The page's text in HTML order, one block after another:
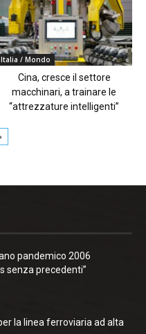
Italia / Mondo
Cina, cresce il settore
macchinari, a trainare le
“attrezzature intelligenti”
pandemico 2006
senza precedenti”
la linea ferroviaria ad alta